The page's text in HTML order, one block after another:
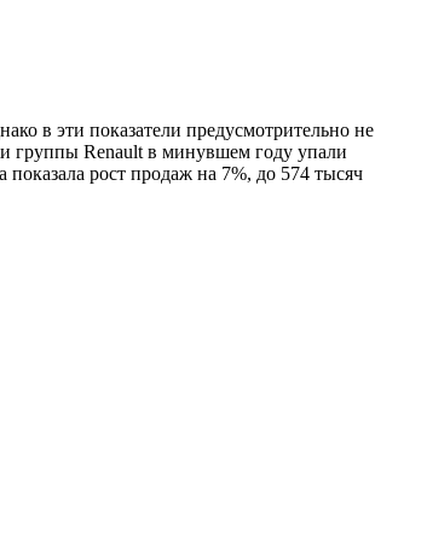
в эти показатели предусмотрительно не
группы Renault в минувшем году упали
рост продаж на 7%, до 574 тысяч